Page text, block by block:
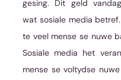
gesing. Dit geld
wat sosiale media
te veel mense se nuwe
Sosiale media het